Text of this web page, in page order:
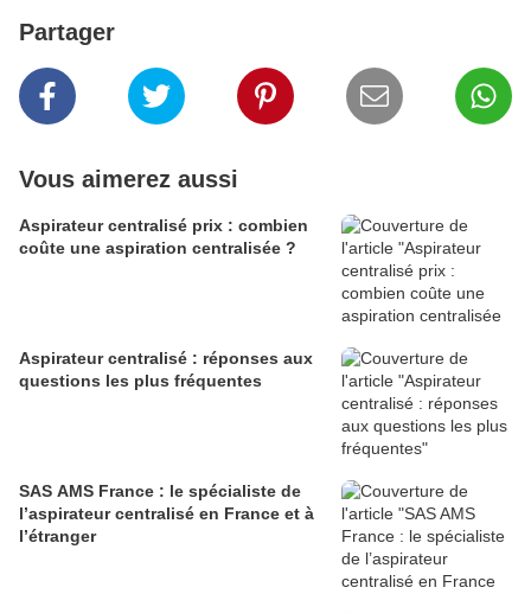
Partager
Vous aimerez aussi
Aspirateur centralisé prix : combien
coûte une aspiration centralisée ?
Aspirateur centralisé : réponses aux
questions les plus fréquentes
SAS AMS France : le spécialiste de
l’aspirateur centralisé en France et à
l’étranger